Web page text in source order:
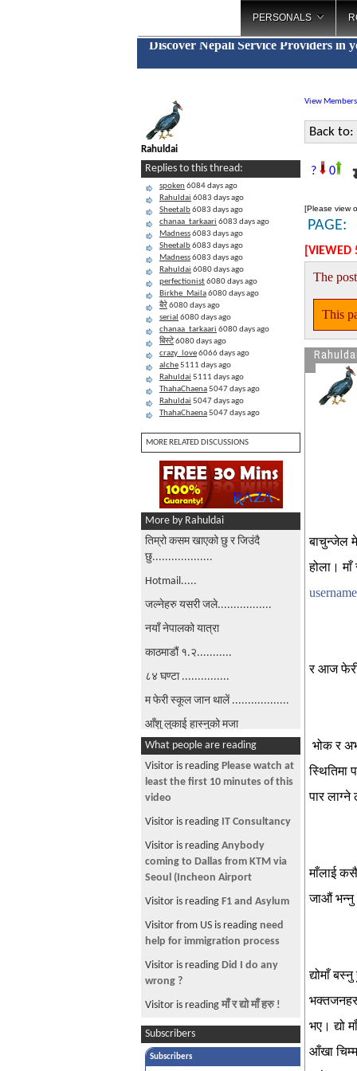
PERSONALS
Discover Nepali Service Providers in
Rahuldai
Replies to this thread:
spoken 6084 days ago
Rahuldai 6083 days ago
Sheetalb6083 days ago
chanaa_tarkaari 6083 days ago
Madness6083 days ago
Sheetalb6083 days ago
Madness6083 days ago
Rahuldai 6080 days ago
perfectionist6080 days ago
Birkhe_Maila6080 days ago
बैरे6080 days ago
serial 6080 days ago
chanaa_tarkaari 6080 days ago
बिस्टे6080 days ago
crazy_love6066 days ago
alche5111 days ago
Rahuldai 5111 days ago
ThahaChaena5047 days ago
Rahuldai 5047 days ago
ThahaChaena5047 days ago
MORE RELATED DISCUSSIONS
More by Rahuldai
तिम्रो कसम खाएको छु र जिउंदै
छु...................
Hotmail.....
जल्नेहरु यसरी जले.................
नयाँ नेपालको यात्रा
काठमाडौं १.२...........
८४ घण्टा ...............
म फेरी स्कूल जान थालें ..................
आँशु लुकाई हास्नुको मजा
बेग्लै................
हार्दिक श्रद्धान्जली.....भीम विराग
घोडे हात
फर्किंदा"
राहुलभाई का कथाहरु .......
फेरी असफल हुन सफल भएँ
"मन" ...................
बिगतको घाऊ कोट्यायौ तिमीले...........
Watch Nepal vs Hong Kong Live
Cricket
भद्रगोल जेल ! ! !
इश्वर यो हो !!!!!
What people are reading
Visitor is reading jimmy carter in
NEPAL
Firms
Visitor from US is reading
Looking for old friends...
Visitor is reading
No Land for
Nepali
Visitor from US is reading Forget
our internal differences / Read
this and think about
Visitor is reading
myself ...help!!
yahoo id
Visitor is reading
Subscribers
Subscribers
View Members
Back to:
? 0
[Please view
PAGE:
[VIEWED
The
This
Rahuldai
बाचुन्जेल
होला।
र आज फेरी
भोक र
स्थितिमा
पार लाग्ने
माँलाई
जाऔं भन्नु
द्योमाँ
भए। द्यो
आँखा चिम्म